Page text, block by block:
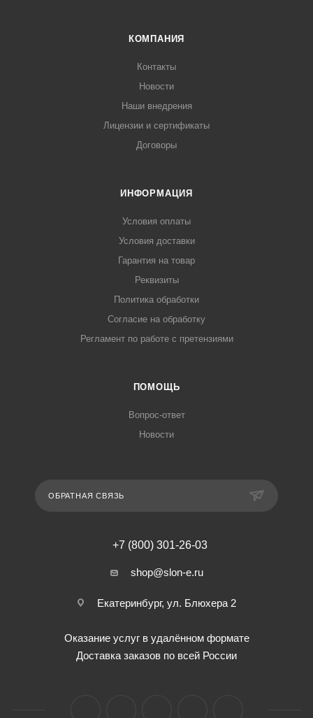
КОМПАНИЯ
Контакты
Новости
Наши внедрения
Лицензии и сертификаты
Договоры
ИНФОРМАЦИЯ
Условия оплаты
Условия доставки
Гарантия на товар
Реквизиты
Политика обработки
Согласие на обработку
Регламент по работе с претензиями
ПОМОЩЬ
Вопрос-ответ
Новости
ОБРАТНАЯ СВЯЗЬ
+7 (800) 301-26-03
shop@slon-e.ru
Екатеринбург, ул. Блюхера 2
Оказание услуг в удалённом формате
Доставка заказов по всей России